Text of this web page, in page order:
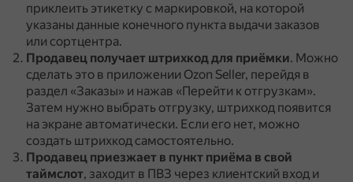
приклеить этикетку с маркировкой, на которой
указаны данные конечного пункта выдачи заказов
или сортцентра.
Продавец получает штрихкод для приёмки. Можно
сделать это в приложении Ozon Seller, перейдя в
раздел «Заказы» и нажав «Перейти к отгрузкам».
Затем нужно выбрать отгрузку, штрихкод появится
на экране автоматически. Если его нет, можно
создать штрихкод самостоятельно.
Продавец приезжает в пункт приёма в свой
таймслот, заходит в ПВЗ через клиентский вход и